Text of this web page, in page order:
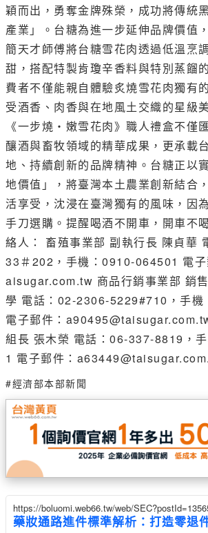
穎而出，勇奪金牌殊榮，成功將傳統
產業」。台糖為進一步延伸品牌價值
簡天才師傅將台糖雪花肉透過低溫烹
甜，搭配特製肯瓊辛香料與特別蒸餾
費者不僅能親自體驗炙燒雪花肉獨有
受酒香、肉香與在地風土交織的星級
《一步燒・嫩雪花肉》職人禮盒不僅
釀酒與畜牧領域的精華成果，更承載
地、持續創新的品牌精神。台糖正以
地價值」，將臺灣本土農業創新結合
活享受，沈浸在臺灣獨有的風味，因
手刀選購。提醒喝酒不開車，開車不
絡人： 畜殖事業部 副執行長 陳貞華
33＃202，手機：0910-064501 電
aisugar.com.tw 商品行銷事業部 銷
學 電話：02-2306-5229#710，手
電子郵件：
組長 張木榮 電話：06-337-8819，
1 電子郵件：
#經濟部本部新聞
https://boluomi.web66.tw/web/
藥妝通路進件標準解析：打造零退